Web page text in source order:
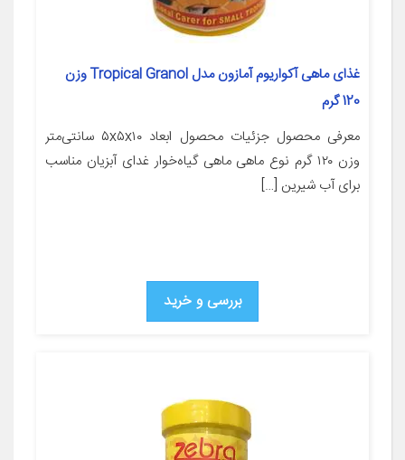
غذای ماهی آکواریوم آمازون مدل Tropical Granol وزن
120 گرم
معرفی محصول جزئیات محصول ابعاد ۵x۵x۱۰ سانتی‌متر
وزن ۱۲۰ گرم نوع ماهی ماهی گیاه‌خوار غدای آبزیان مناسب
برای آب شیرین […]
بررسی و خرید